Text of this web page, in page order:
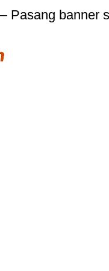
Pasang banner